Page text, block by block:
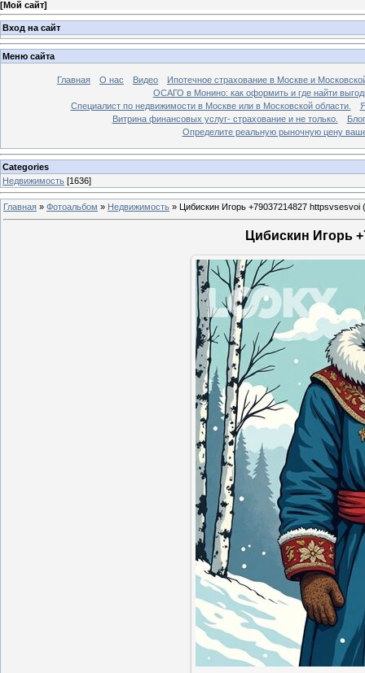
[Мой сайт]
Вход на сайт
Меню сайта
Главная О нас Видео
Ипотечное страхование в Москве и
ОСАГО в Монино: как оформить и где найти
Специалист по недвижимости в Москве или в Московской области.
Витрина финансовых услуг- страхование и не только.
Блог
Определите реальную рыночную цену
Categories
Недвижимость [1636]
Главная » Фотоальбом » Недвижимость » Цибискин Игорь +79037214827 httpsvsesvoi
Цибискин Игорь